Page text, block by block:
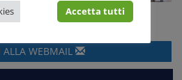
ALLA WEBMAIL
Accetta tutti